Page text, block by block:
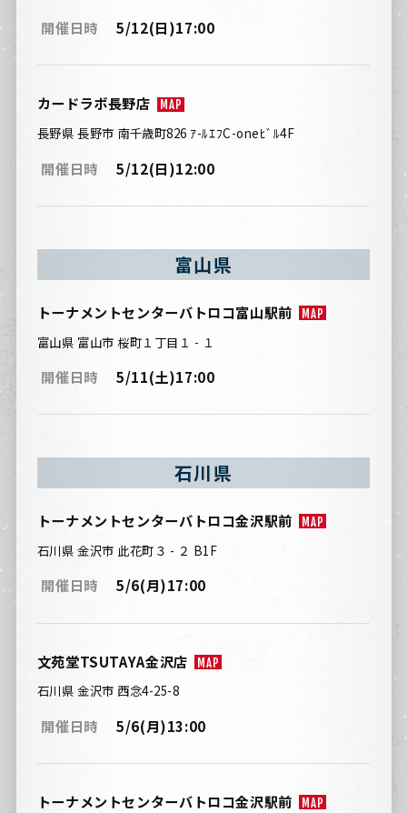
開催日時 5/12(日)17:00
カードラボ長野店 MAP
長野県 長野市 南千歳町826 ｱ-ﾙｴﾌC-oneﾋﾞﾙ4F
開催日時 5/12(日)12:00
富山県
トーナメントセンターバトロコ富山駅前 MAP
富山県 富山市 桜町１丁目１ - １
開催日時 5/11(土)17:00
石川県
トーナメントセンターバトロコ金沢駅前 MAP
石川県 金沢市 此花町３ - ２ B1F
開催日時 5/6(月)17:00
文苑堂TSUTAYA金沢店 MAP
石川県 金沢市 西念4-25-8
開催日時 5/6(月)13:00
トーナメントセンターバトロコ金沢駅前 MAP